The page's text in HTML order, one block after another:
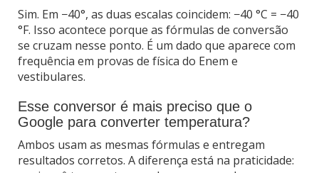
Sim. Em −40°, as duas escalas coincidem: −40 °C = −40
°F. Isso acontece porque as fórmulas de conversão
se cruzam nesse ponto. É um dado que aparece com
frequência em provas de física do Enem e
vestibulares.
Esse conversor é mais preciso que o
Google para converter temperatura?
Ambos usam as mesmas fórmulas e entregam
resultados corretos. A diferença está na praticidade: